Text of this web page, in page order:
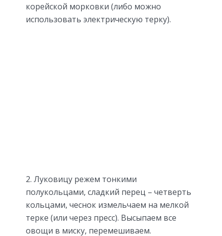
корейской морковки (либо можно
использовать электрическую терку).
2. Луковицу режем тонкими
полукольцами, сладкий перец – четверть
кольцами, чеснок измельчаем на мелкой
терке (или через пресс). Высыпаем все
овощи в миску, перемешиваем.